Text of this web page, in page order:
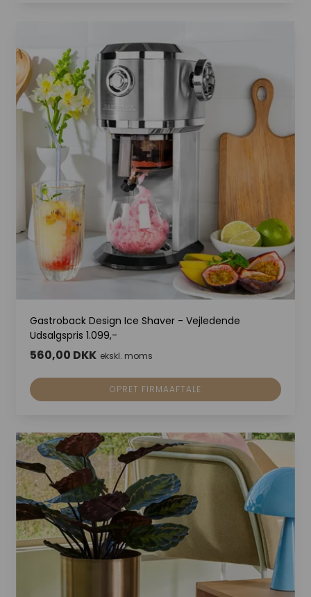
Gastroback Design Ice Shaver - Vejledende
Udsalgspris 1.099,-
560,00 DKK ekskl. moms
OPRET FIRMAAFTALE